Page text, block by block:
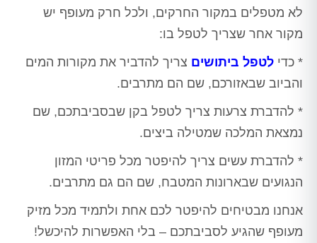
לא מטפלים במקור החרקים, ולכל חרק מעופף יש
מקור אחר שצריך לטפל בו:
* כדי לטפל ביתושים צריך להדביר את מקורות המים
והביוב שבאזורכם, שם הם מתרבים.
* להדברת צרעות צריך לטפל בקן שבסביבתכם, שם
נמצאת המלכה שמטילה ביצים.
* להדברת עשים צריך להיפטר מכל פריטי המזון
הנגועים שבארונות המטבח, שם הם גם מתרבים.
אנחנו מבטיחים להיפטר לכם אחת ולתמיד מכל מזיק
מעופף שהגיע לסביבתכם – בלי האפשרות להיכשל!